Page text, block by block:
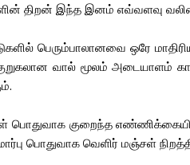
திறன் இந்த இனம் எவ்வளவு
பெரும்பாலானவை ஒரே
வால் மூலம் அடையாளம்
பொதுவாக குறைந்த
பொதுவாக வெளிர் மஞ்சள்